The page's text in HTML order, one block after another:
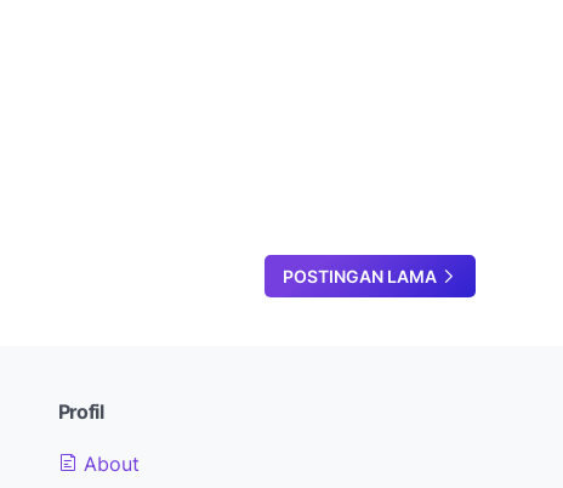
POSTINGAN LAMA
Profil
About